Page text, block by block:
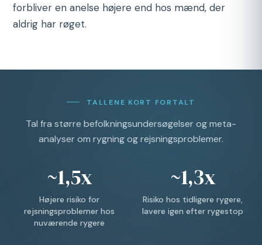
forbliver en anelse højere end hos mænd, der
aldrig har røget.
TALLENE KORT FORTALT
Tal fra større befolkningsundersøgelser og meta-
analyser om rygning og rejsningsproblemer.
~1,5x
Højere risiko for
rejsningsproblemer hos
nuværende rygere
~1,3x
Risiko hos tidligere rygere,
lavere igen efter rygestop